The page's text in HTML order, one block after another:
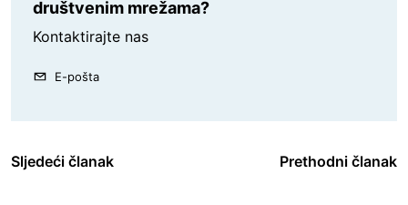
društvenim mrežama?
Kontaktirajte nas
E-pošta
Sljedeći članak Prethodni članak